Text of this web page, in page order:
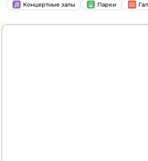
Концертные залы
Парки